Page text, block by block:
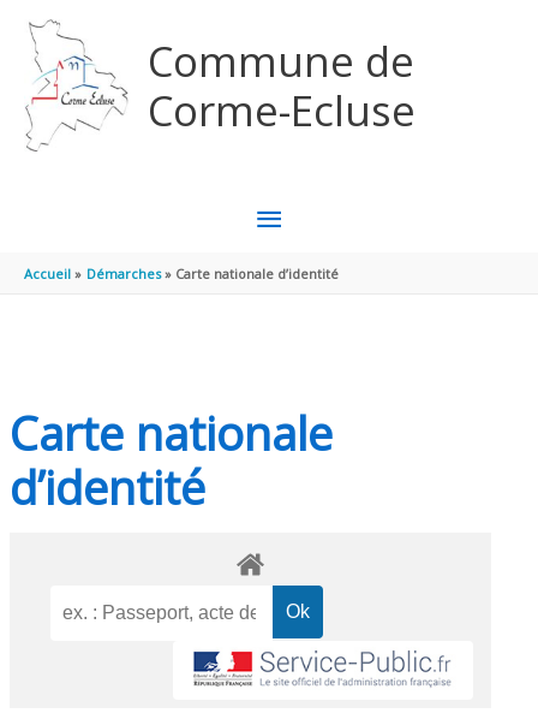
Commune de
Corme-Ecluse
MENU
PRINCIPAL
Accueil Démarches Carte nationale d’identité
Carte nationale
d’identité